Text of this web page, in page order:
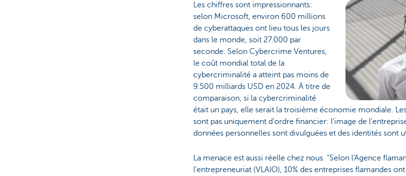
Les chiffres sont impressionnants:
selon Microsoft, environ 600 millions
de cyberattaques ont lieu tous les jours
dans le monde, soit 27.000 par
seconde. Selon Cybercrime Ventures,
le coût mondial total de la
cybercriminalité a atteint pas moins de
9.500 milliards USD en 2024. À titre de
comparaison, si la cybercriminalité
était un pays, elle serait la troisième économie mondiale.
sont pas uniquement d'ordre financier: l'image de
données personnelles sont divulguées et des identités sont
La menace est aussi réelle chez nous. "Selon l'Agence
l'entrepreneuriat (VLAIO), 10% des entreprises flamandes